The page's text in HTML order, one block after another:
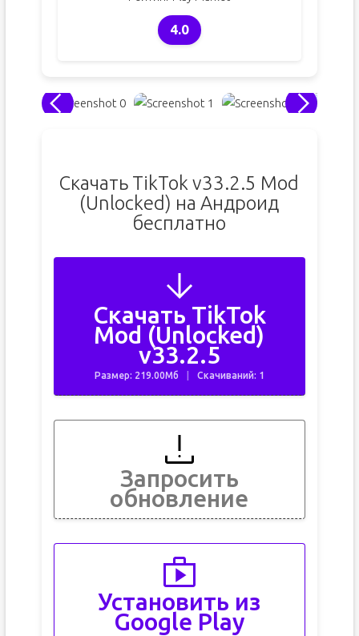
4.0
Скачать TikTok v33.2.5 Mod
(Unlocked) на Андроид
бесплатно
Скачать TikTok
Mod (Unlocked)
v33.2.5
Размер: 219.00Мб Скачиваний: 1
Запросить
обновление
Установить из
Google Play